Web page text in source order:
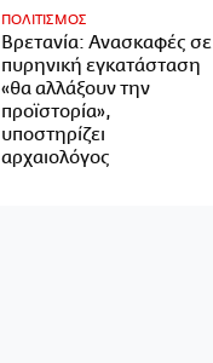
ΠΟΛΙΤΙΣΜΟΣ
Βρετανία: Ανασκαφές σε
πυρηνική εγκατάσταση
«θα αλλάξουν την
προϊστορία»,
υποστηρίζει
αρχαιολόγος